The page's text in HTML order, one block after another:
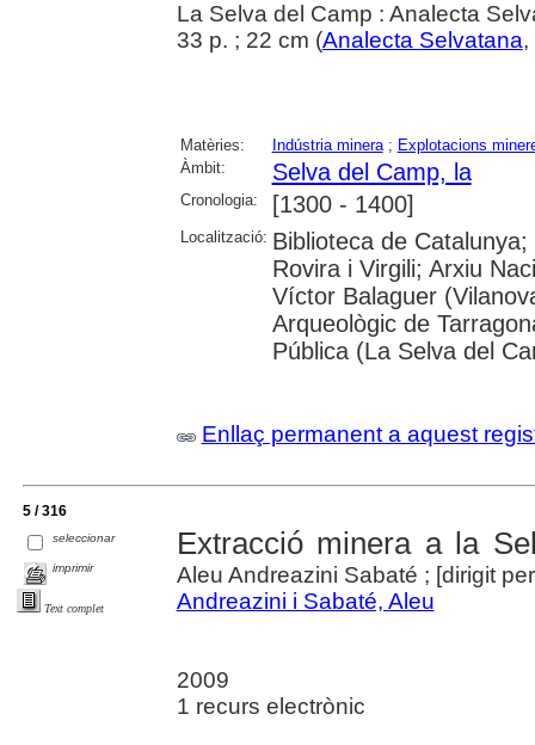
La Selva del Camp : Analecta
33 p. ; 22 cm (Analecta Selvatana,
Matèries: Indústria minera; Explotacions
Àmbit:
Selva del Camp, la
Cronologia: [1300 - 1400]
Localització: Biblioteca de
Rovira i Virgili; Arxiu
Víctor Balaguer
Arqueològic de
Pública (La Selva del
Enllaç permanent a aquest
5 / 316
seleccionar
imprimir
Text complet
Extracció minera a la
Aleu Andreazini Sabaté ; [dirigit
Andreazini i Sabaté, Aleu
2009
1 recurs electrònic